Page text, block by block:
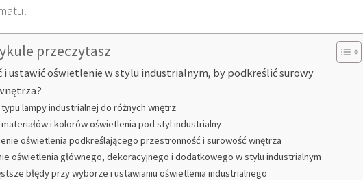
przeczytasz
i ustawić oświetlenie w stylu industrialnym, by podkreślić surowy
lampy industrialnej do różnych wnętrz
i kolorów oświetlenia pod styl industrialny
oświetlenia podkreślającego przestronność i surowość wnętrza
oświetlenia głównego, dekoracyjnego i dodatkowego w stylu industrialnym
błędy przy wyborze i ustawianiu oświetlenia industrialnego